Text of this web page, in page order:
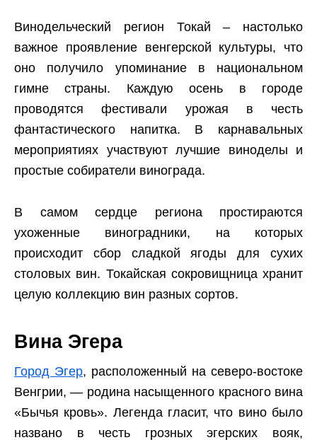
Винодельческий регион Токай – настолько
важное проявление венгерской культуры, что
оно получило упоминание в национальном
гимне страны. Каждую осень в городе
проводятся фестивали урожая в честь
фантастического напитка. В карнавальных
мероприятиях участвуют лучшие виноделы и
простые собиратели винограда.
В самом сердце региона простираются
ухоженные виноградники, на которых
происходит сбор сладкой ягоды для сухих
столовых вин. Токайская сокровищница хранит
целую коллекцию вин разных сортов.
Вина Эгера
Город Эгер, расположенный на северо-востоке
Венгрии, — родина насыщенного красного вина
«Бычья кровь». Легенда гласит, что вино было
названо в честь грозных эгерских вояк,